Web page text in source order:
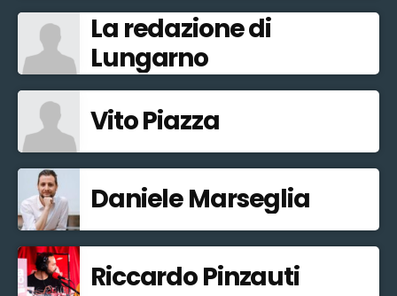
La redazione di
Lungarno
Vito Piazza
Daniele Marseglia
Riccardo Pinzauti